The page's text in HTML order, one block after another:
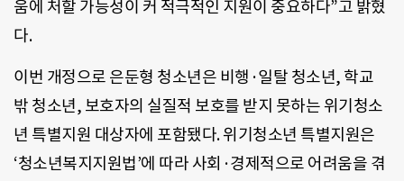
움에 처할 가능성이 커 적극적인 지원이 중요하다”고 밝혔
다.
이번 개정으로 은둔형 청소년은 비행·일탈 청소년, 학교
밖 청소년, 보호자의 실질적 보호를 받지 못하는 위기청소
년 특별지원 대상자에 포함됐다. 위기청소년 특별지원은
‘청소년복지지원법’에 따라 사회·경제적으로 어려움을 겪